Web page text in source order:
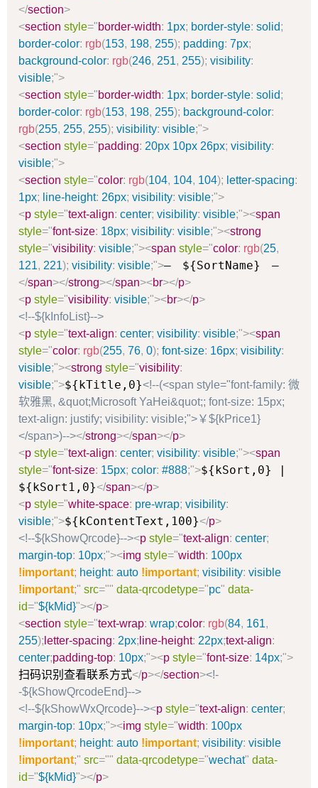
</section>
<section style="border-width: 1px; border-style: solid;
border-color: rgb(153, 198, 255); padding: 7px;
background-color: rgb(246, 251, 255); visibility:
visible;">
<section style="border-width: 1px; border-style: solid;
border-color: rgb(153, 198, 255); background-color:
rgb(255, 255, 255); visibility: visible;">
<section style="padding: 20px 10px 26px; visibility:
visible;">
<section style="color: rgb(104, 104, 104); letter-spacing:
1px; line-height: 26px; visibility: visible;">
<p style="text-align: center; visibility: visible;"><span
style="font-size: 18px; visibility: visible;"><strong
style="visibility: visible;"><span style="color: rgb(25,
121, 221); visibility: visible;">— ${SortName} —
</span></strong></span><br></p>
<p style="visibility: visible;"><br></p>
<!--${kInfoList}-->
<p style="text-align: center; visibility: visible;"><span
style="color: rgb(255, 76, 0); font-size: 16px; visibility:
visible;"><strong style="visibility:
visible;">${kTitle,0}<!--(<span style="font-family: 微
软雅黑, &quot;Microsoft YaHei&quot;; font-size: 15px;
text-align: justify; visibility: visible;">￥${kPrice1}
</span>)--></strong></span></p>
<p style="text-align: center; visibility: visible;"><span
style="font-size: 15px; color: #888;">${kSort,0} |
${kSort1,0}</span></p>
<p style="white-space: pre-wrap; visibility:
visible;">${kContentText,100}</p>
<!--${kShowQrcode}--><p style="text-align: center;
margin-top: 10px;"><img style="width: 100px
!important; height: auto !important; visibility: visible
!important;" src="" data-qrcodetype="pc" data-
id="${kMid}"></p>
<section style="text-wrap: wrap;color: rgb(84, 161,
255); letter-spacing: 2px; line-height: 22px;text-align:
center;padding-top: 10px;"><p style="font-size: 14px;">
扫码识别查看联系方式</p></section><!-
-${kShowQrcodeEnd}-->
<!--${kShowWxQrcode}--><p style="text-align: center;
margin-top: 10px;"><img style="width: 100px
!important; height: auto !important; visibility: visible
!important;" src="" data-qrcodetype="wechat" data-
id="${kMid}"></p>